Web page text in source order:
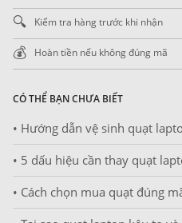
🔍 Kiểm tra hàng trước khi nhận
💰 Hoàn tiền nếu không đúng mã
CÓ THỂ BẠN CHƯA BIẾT
• Hướng dẫn vệ sinh quạt
• 5 dấu hiệu cần thay quạt
• Cách chọn mua quạt đúng